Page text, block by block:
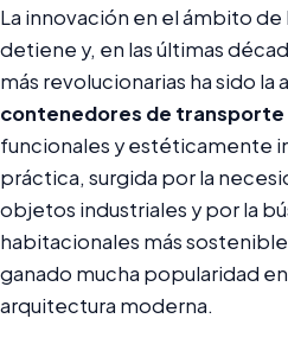
La innovación en el ámbito
detiene y, en las últimas
más revolucionarias ha sido la
contenedores de transporte
funcionales y estéticamente
práctica, surgida por la
objetos industriales y por la
habitacionales más
ganado mucha popularidad
arquitectura moderna.